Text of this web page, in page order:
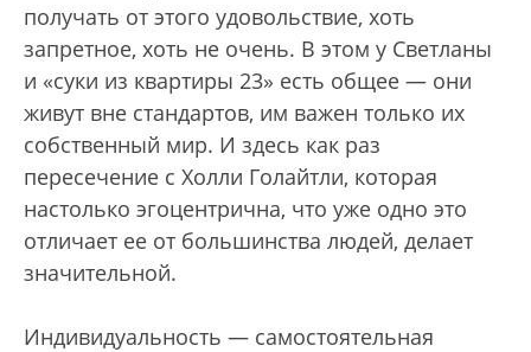
получать от этого удовольствие, хоть
запретное, хоть не очень. В этом у Светланы
и «cуки из квартиры 23» есть общее — они
живут вне стандартов, им важен только их
собственный мир. И здесь как раз
пересечение с Холли Голайтли, которая
настолько эгоцентрична, что уже одно это
отличает ее от большинства людей, делает
значительной.
Индивидуальность — самостоятельная